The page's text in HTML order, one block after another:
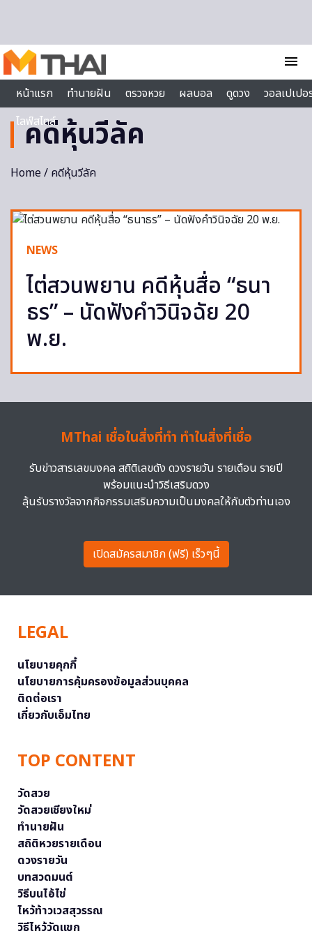
menu
หน้าแรก
ทำนายฝัน ตรวจหวย ผลบอล ดูดวง
วอลเปเป
ไลฟ์สไตล์
คดีหุ้นวีลัค
Home/ คดีหุ้นวีลัค
NEWS
ไต่สวนพยาน คดีหุ้นสื่อ “ธนา
ธร” – นัดฟังคำวินิจฉัย 20
พ.ย.
MThai เชื่อในสิ่งที่ทำ ทำในสิ่งที่เชื่อ
รับข่าวสารเลขมงคล สถิติเลขดัง ดวงรายวัน รายเดือน รายปี
พร้อมแนะนำวิธีเสริมดวง
ลุ้นรับรางวัลจากกิจกรรมเสริมความเป็นมงคลให้กับตัวท่านเอง
เปิดสมัครสมาชิก (ฟรี) เร็วๆนี้
LEGAL
นโยบายคุกกี้
นโยบายการคุ้มครองข้อมูลส่วนบุคคล
ติดต่อเรา
เกี่ยวกับเอ็มไทย
TOP CONTENT
วัดสวย
วัดสวยเชียงใหม่
ทำนายฝัน
สถิติหวยรายเดือน
ดวงรายวัน
บทสวดมนต์
วิธีบนไอ้ไข่
ไหว้ท้าวเวสสุวรรณ
วิธีไหว้วัดแขก